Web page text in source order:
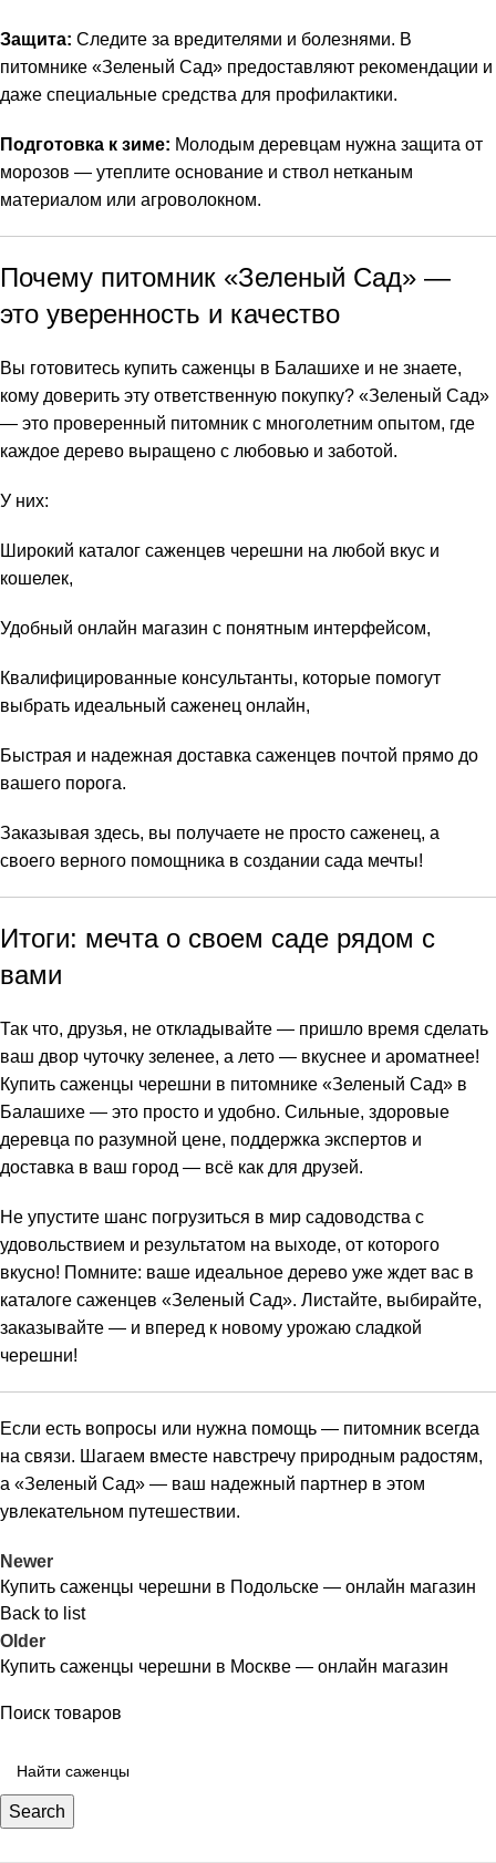
Поиск товаров
Search
Защита: Следите за вредителями и болезнями. В
питомнике «Зеленый Сад» предоставляют рекомендации и
даже специальные средства для профилактики.
Подготовка к зиме: Молодым деревцам нужна защита от
морозов — утеплите основание и ствол нетканым
материалом или агроволокном.
Почему питомник «Зеленый Сад» —
это уверенность и качество
Вы готовитесь купить саженцы в Балашихе и не знаете,
кому доверить эту ответственную покупку? «Зеленый Сад»
— это проверенный питомник с многолетним опытом, где
каждое дерево выращено с любовью и заботой.
У них:
Широкий каталог саженцев черешни на любой вкус и
кошелек,
Удобный онлайн магазин с понятным интерфейсом,
Квалифицированные консультанты, которые помогут
выбрать идеальный саженец онлайн,
Быстрая и надежная доставка саженцев почтой прямо до
вашего порога.
Заказывая здесь, вы получаете не просто саженец, а
своего верного помощника в создании сада мечты!
Итоги: мечта о своем саде рядом с
вами
Так что, друзья, не откладывайте — пришло время сделать
ваш двор чуточку зеленее, а лето — вкуснее и ароматнее!
Купить саженцы черешни в питомнике «Зеленый Сад» в
Балашихе — это просто и удобно. Сильные, здоровые
деревца по разумной цене, поддержка экспертов и
доставка в ваш город — всё как для друзей.
Не упустите шанс погрузиться в мир садоводства с
удовольствием и результатом на выходе, от которого
вкусно! Помните: ваше идеальное дерево уже ждет вас в
каталоге саженцев «Зеленый Сад». Листайте, выбирайте,
заказывайте — и вперед к новому урожаю сладкой
черешни!
Если есть вопросы или нужна помощь — питомник всегда
на связи. Шагаем вместе навстречу природным радостям,
а «Зеленый Сад» — ваш надежный партнер в этом
увлекательном путешествии.
Newer
Купить саженцы черешни в Подольске — онлайн магазин
Back to list
Older
Купить саженцы черешни в Москве — онлайн магазин